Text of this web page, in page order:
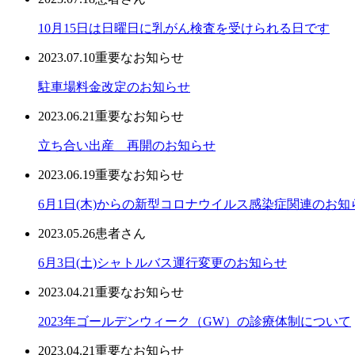
10月15日は日曜日に乳がん検査を受けられる日です
2023.07.10重要なお知らせ
駐車場料金改定のお知らせ
2023.06.21重要なお知らせ
立ち合い出産 再開のお知らせ
2023.06.19重要なお知らせ
6月1日(木)からの新型コロナウイルス感染症関連のお知
2023.05.26患者さん
6月3日(土)シャトルバス運行変更のお知らせ
2023.04.21重要なお知らせ
2023年ゴールデンウィーク（GW）の診療体制について
2023.04.21重要なお知らせ